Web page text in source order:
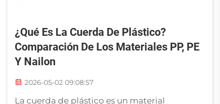
¿Qué Es La Cuerda De Plástico?
Comparación De Los Materiales PP, PE
Y Nailon
2026-05-02 09:08:57
La cuerda de plástico es un material